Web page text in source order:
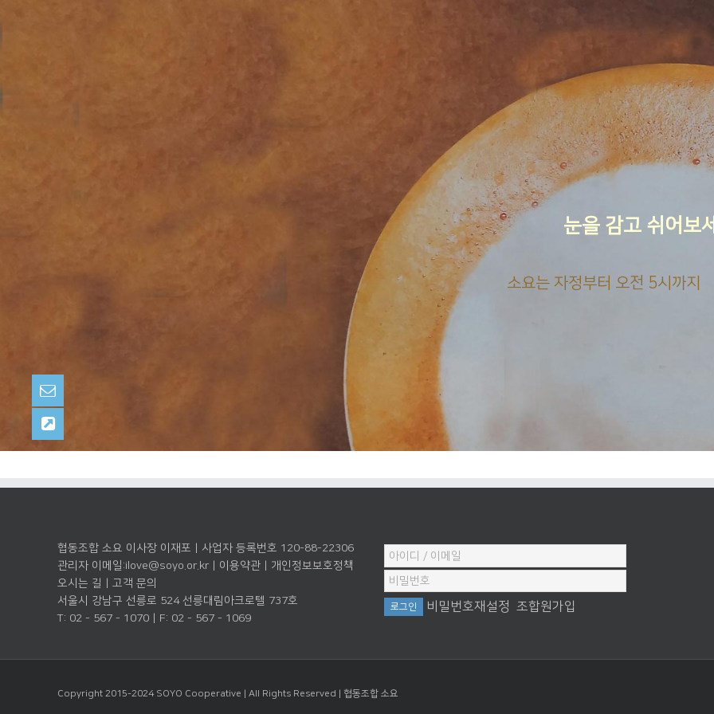
눈을 감고 쉬어보
소요는 자정부터 오전 5시까지
협동조합 소요 이사장 이재포 | 사업자 등록번호 120-88-22306
관리자 이메일:ilove@soyo.or.kr 이용약관
개인정보보호정책
오시는 길
고객 문의
서울시 강남구 선릉로 524 선릉대림아크로텔 737호
T: 02 - 567 - 1070 | F: 02 - 567 - 1069
비밀번호재설정 조합원가입
Copyright 2015-2024 SOYO Cooperative | All Rights Reserved | 협동조합 소요